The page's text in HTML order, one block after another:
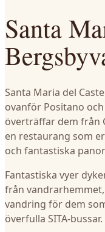
Santa
Santa Maria del
ovanför Positano
överträffar dem från
en restaurang som
och fantastiska
Fantastiska vyer
från
vandring för dem
överfulla SITA-bussar.